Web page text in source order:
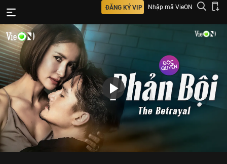
ĐĂNG KÝ VIP Nhập mã VieON